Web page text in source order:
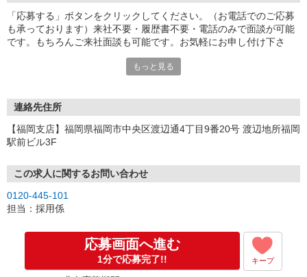
「応募する」ボタンをクリックしてください。（お電話でのご応募
も承っております）来社不要・履歴書不要・電話のみで面談が可能
です。もちろんご来社面談も可能です。お気軽にお申し付け下さ
もっと見る
連絡先住所
【福岡支店】福岡県福岡市中央区渡辺通4丁目9番20号 渡辺地所福岡
駅前ビル3F
この求人に関するお問い合わせ
0120-445-101
担当：採用係
応募画面へ進む
1分で応募完了!! キープ